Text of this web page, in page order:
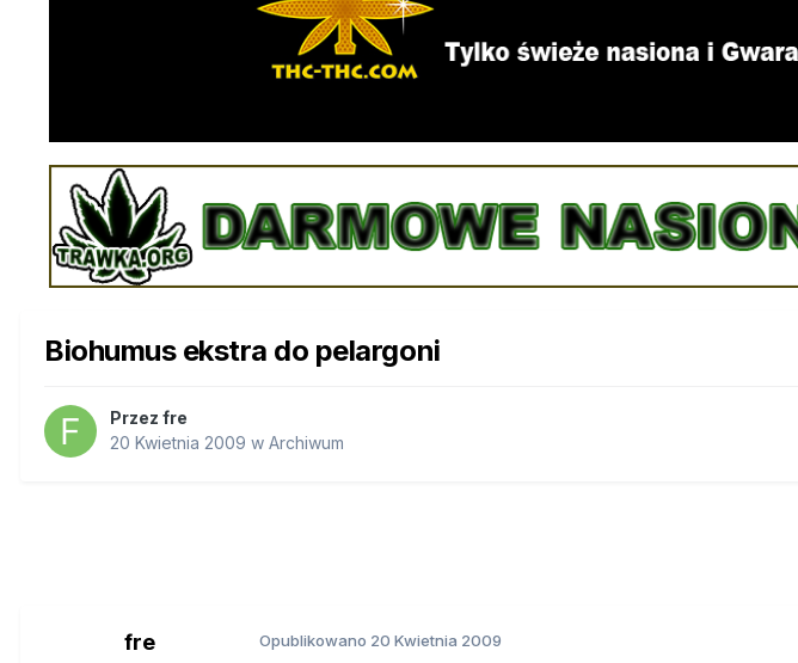
Biohumus ekstra do pelargoni
Przez fre
20 Kwietnia 2009 w Archiwum
fre Opublikowano 20 Kwietnia 2009